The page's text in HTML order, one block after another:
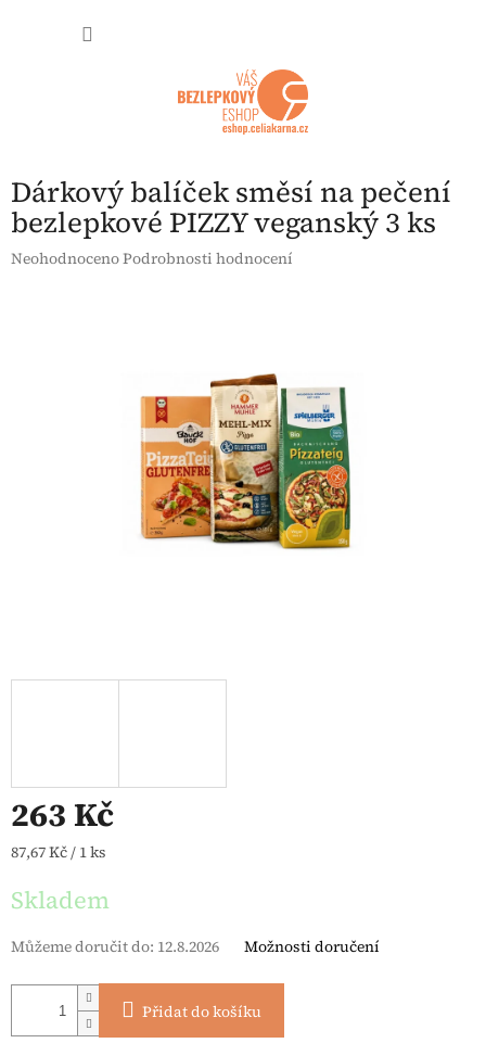
Dárkový balíček směsí na pečení
bezlepkové PIZZY veganský 3 ks
Průměrné hodnocení produktu je 0,0 z 5 hvězdiček.
NeohodnocenoPodrobnosti hodnocení
263 Kč
Měrná cena:
87,67 Kč / 1 ks
Skladem
Můžeme doručit do: 12.8.2026 Možnosti doručení
Přidat do košíku